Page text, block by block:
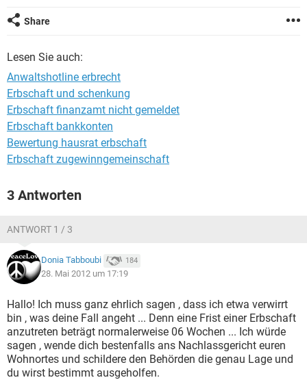
Share
Lesen Sie auch:
Anwaltshotline erbrecht
Erbschaft und schenkung
Erbschaft finanzamt nicht gemeldet
Erbschaft bankkonten
Bewertung hausrat erbschaft
Erbschaft zugewinngemeinschaft
3 Antworten
ANTWORT 1 / 3
Donia Tabboubi 184
28. Mai 2012 um 17:19
Hallo! Ich muss ganz ehrlich sagen , dass ich etwa verwirrt
bin , was deine Fall angeht ... Denn eine Frist einer Erbschaft
anzutreten beträgt normalerweise 06 Wochen ... Ich würde
sagen , wende dich bestenfalls ans Nachlassgericht euren
Wohnortes und schildere den Behörden die genau Lage und
du wirst bestimmt ausgeholfen.